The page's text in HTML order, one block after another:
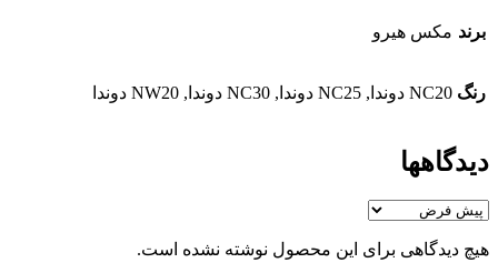
برند مکس هیرو
رنگ NC20 دوندا, NC25 دوندا, NC30 دوندا, NW20 دوندا
دیدگاهها
هیچ دیدگاهی برای این محصول نوشته نشده است.